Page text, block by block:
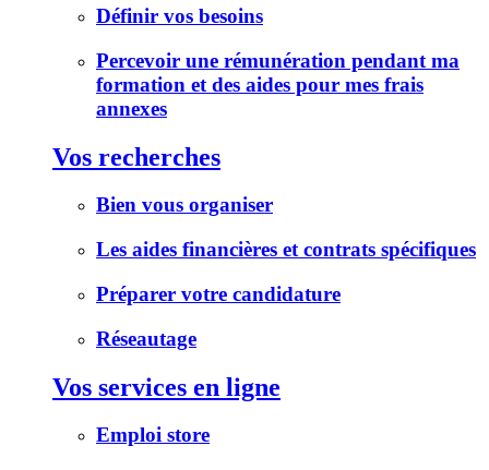
Définir vos besoins
Percevoir une rémunération pendant ma
formation et des aides pour mes frais
annexes
Vos recherches
Bien vous organiser
Les aides financières et contrats spécifiques
Préparer votre candidature
Réseautage
Vos services en ligne
Emploi store